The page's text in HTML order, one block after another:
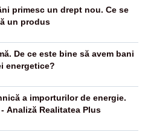
primesc un drept nou. Ce se
un produs
De ce este bine să avem bani
energetice?
a importurilor de energie.
Analiză Realitatea Plus